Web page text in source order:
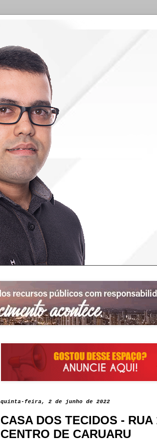
quinta-feira, 2 de junho de 2022
CASA DOS TECIDOS -
CENTRO DE CARUARU